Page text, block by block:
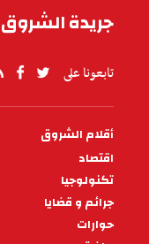
جريدة الشروق
تابعونا على
PIED
DE
PAGE
أقلام الشروق
اقتصاد
تكنولوجيا
جرائم و قضايا
حوارات